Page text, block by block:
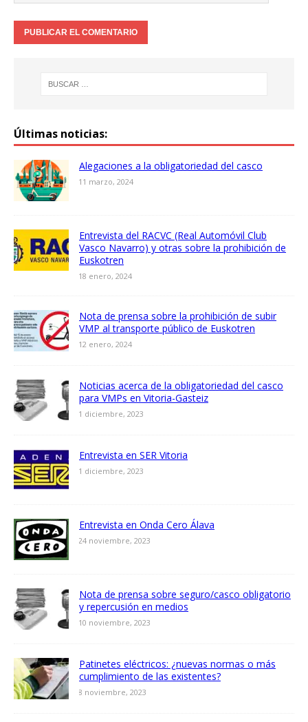
Últimas noticias:
Alegaciones a la obligatoriedad del casco
11 marzo, 2024
Entrevista del RACVC (Real Automóvil Club
Vasco Navarro) y otras sobre la prohibición de
Euskotren
18 enero, 2024
Nota de prensa sobre la prohibición de subir
VMP al transporte público de Euskotren
12 enero, 2024
Noticias acerca de la obligatoriedad del casco
para VMPs en Vitoria-Gasteiz
1 diciembre, 2023
Entrevista en SER Vitoria
1 diciembre, 2023
Entrevista en Onda Cero Álava
24 noviembre, 2023
Nota de prensa sobre seguro/casco obligatorio
y repercusión en medios
10 noviembre, 2023
Patinetes eléctricos: ¿nuevas normas o más
cumplimiento de las existentes?
8 noviembre, 2023